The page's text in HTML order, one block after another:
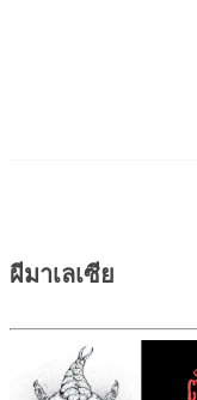
ผีมาเลเซีย